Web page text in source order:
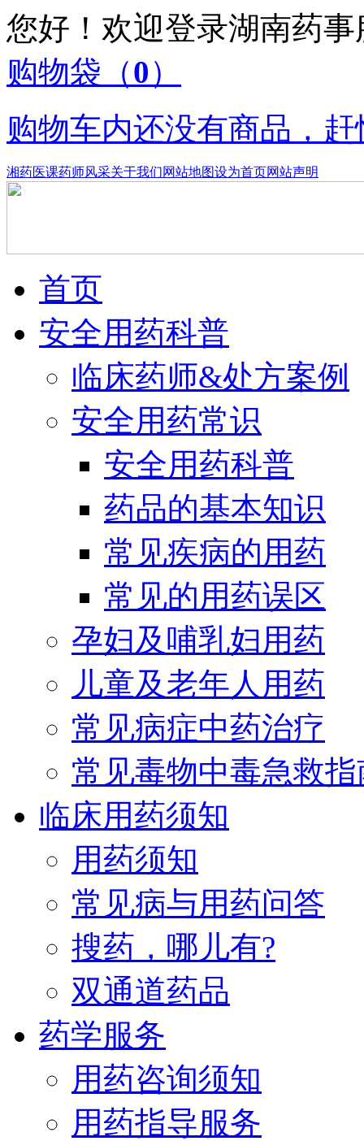
您好！欢迎登录湖南药
购物袋 （0）
购物车内还没有商品，
湘药医课药师风采关于我们网站地图设为首页网站声明
首页
安全用药科普
临床药师&处方案例
安全用药常识
安全用药科普
药品的基本知识
常见疾病的用药
常见的用药误区
孕妇及哺乳妇用药
儿童及老年人用药
常见病症中药治疗
常见毒物中毒急救指
临床用药须知
用药须知
常见病与用药问答
搜药，哪儿有?
双通道药品
药学服务
用药咨询须知
用药指导服务